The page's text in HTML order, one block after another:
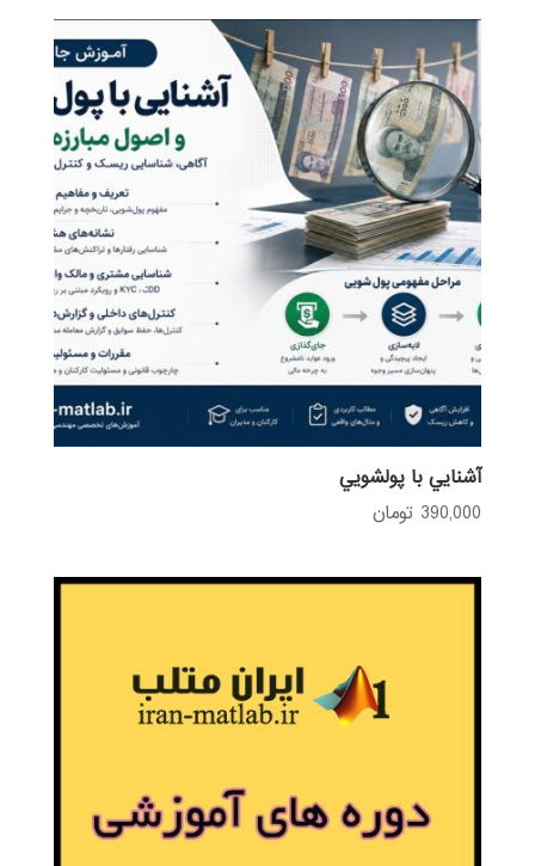
آشنايي با پولشويي
390,000 تومان